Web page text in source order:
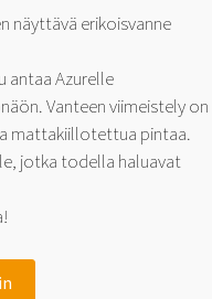
näyttävä erikoisvanne
antaa Azurelle
Vanteen viimeistely on
mattakiillotettua pintaa.
jotka todella haluavat